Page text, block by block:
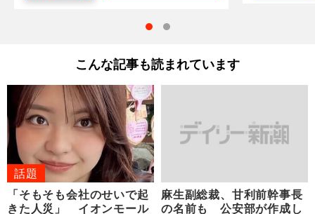
こんな記事も読まれています
話題
「そもそも会社のせいで起
きた人災」 イオンモール
麻生副総裁、甘利前幹事長
の名前も 公安部が作成し